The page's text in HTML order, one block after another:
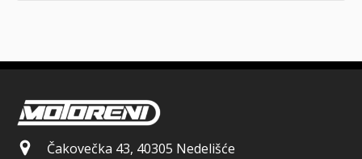
Čakovečka 43, 40305 Nedelišće